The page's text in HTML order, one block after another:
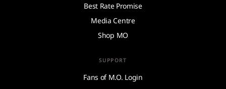
Best Rate Promise
Media Centre
Shop MO
SUPPORT
Fans of M.O. Login